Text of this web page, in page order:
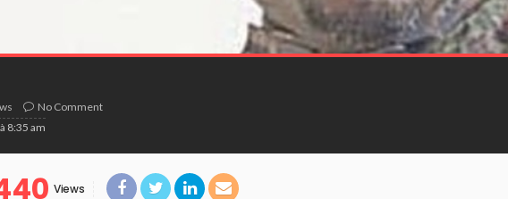
No Comment
8:35 am
Views